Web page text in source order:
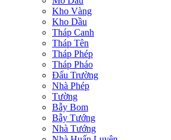
Kho Vàng
Kho Dầu
Tháp Canh
Tháp Tên
Tháp Phép
Tháp Pháo
Đấu Trường
Nhà Phép
Tường
Bẫy Bom
Bẫy Tướng
Nhà Tướng